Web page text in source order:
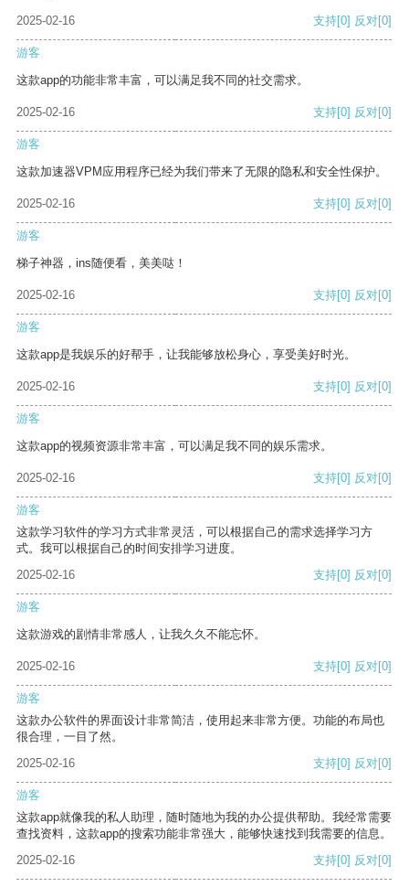
2025-02-16 支持[0] 反对[0]
游客
这款app的功能非常丰富，可以满足我不同的社交需求。
2025-02-16 支持[0] 反对[0]
游客
这款加速器VPM应用程序已经为我们带来了无限的隐私和安全性保护。
2025-02-16 支持[0] 反对[0]
游客
梯子神器，ins随便看，美美哒！
2025-02-16 支持[0] 反对[0]
游客
这款app是我娱乐的好帮手，让我能够放松身心，享受美好时光。
2025-02-16 支持[0] 反对[0]
游客
这款app的视频资源非常丰富，可以满足我不同的娱乐需求。
2025-02-16 支持[0] 反对[0]
游客
这款学习软件的学习方式非常灵活，可以根据自己的需求选择学习方
式。我可以根据自己的时间安排学习进度。
2025-02-16
支持[0] 反对[0]
游客
这款游戏的剧情非常感人，让我久久不能忘怀。
2025-02-16 支持[0] 反对[0]
游客
这款办公软件的界面设计非常简洁，使用起来非常方便。功能的布局也
很合理，一目了然。
2025-02-16
支持[0] 反对[0]
游客
这款app就像我的私人助理，随时随地为我的办公提供帮助。我经常需要
查找资料，这款app的搜索功能非常强大，能够快速找到我需要的信息。
2025-02-16
支持[0] 反对[0]